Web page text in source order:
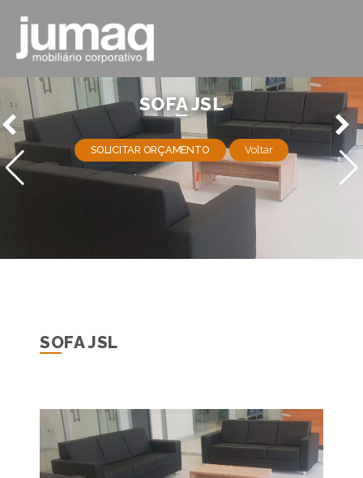
SOFA JSL
SOLICITAR ORÇAMENTO Voltar
SOFA JSL